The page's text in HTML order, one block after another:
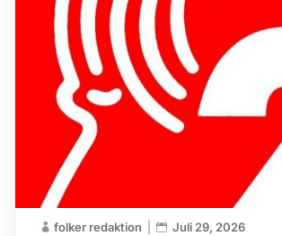
folker redaktion Juli 29, 2026